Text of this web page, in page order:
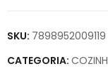
SKU: 7898952009119
CATEGORIA: